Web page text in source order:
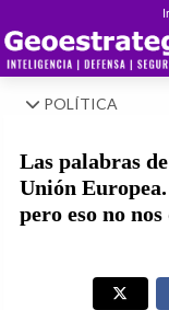
POLÍTICA
Las palabras
Unión
pero eso no